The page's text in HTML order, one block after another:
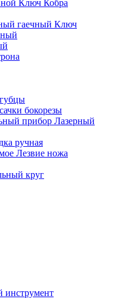
Ключ Кобра
Ключ
бокорезы
Лазерный
ручная
Лезвие ножа
круг
инструмент